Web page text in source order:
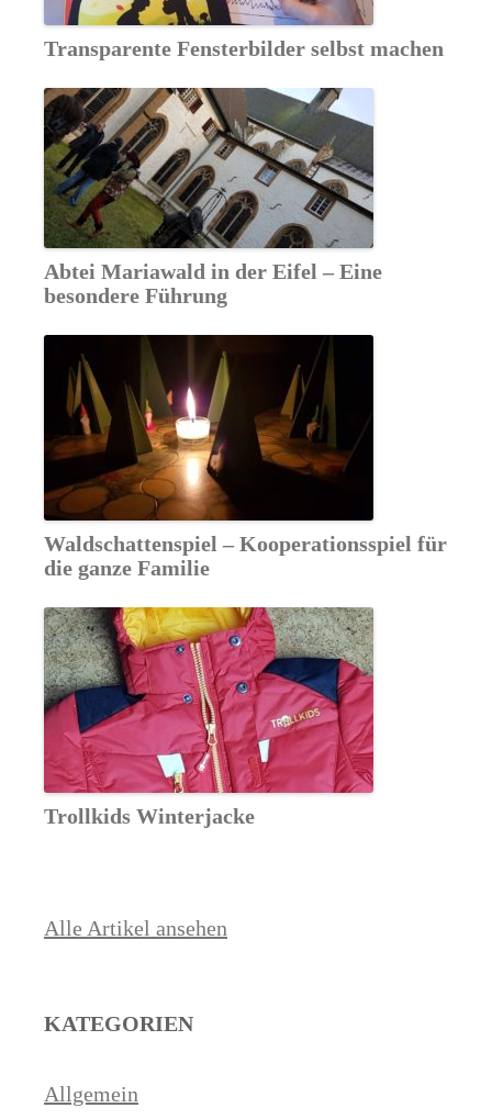
Transparente Fensterbilder selbst machen
Abtei Mariawald in der Eifel – Eine
besondere Führung
Waldschattenspiel – Kooperationsspiel für
die ganze Familie
Trollkids Winterjacke
Alle Artikel ansehen
KATEGORIEN
Allgemein